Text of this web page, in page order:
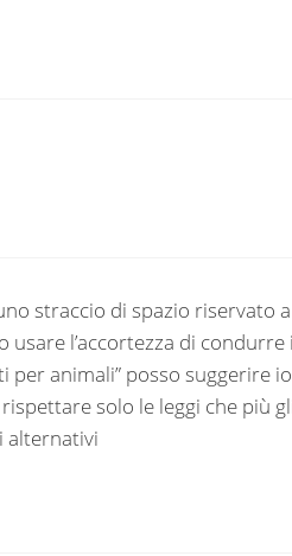
straccio di spazio riservato
usare l’accortezza di
animali” posso suggerire
solo le leggi che più
alternativi